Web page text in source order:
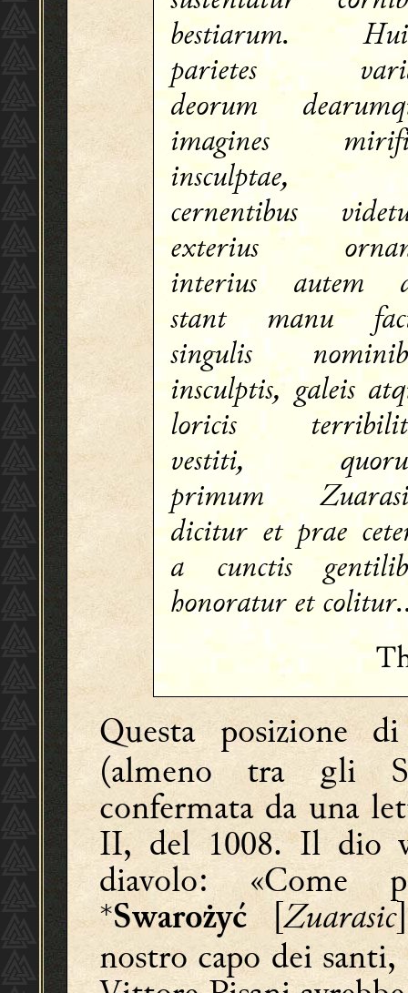
bestiarum.
parietes
deorum
imagines
insculptae,
cernentibus
exterius
interius autem
stant manu
singulis
insculptis, galeis
loricis
vestiti,
primum
dicitur et prae
a cunctis
honoratur et
Questa posizione
(almeno tra gli
confermata da una
II, del 1008. Il dio
diavolo: «Come
*Swarożyć [Zuarasic
nostro capo dei